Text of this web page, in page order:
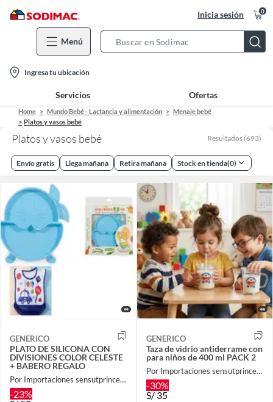
Inicia sesión 0
Menú
Bar
location-
icon
Ingresa tu ubicación
Servicios Ofertas
Home Mundo Bebé - Lactancia y alimentación
Menaje bebé
Platos y vasos bebé
Platos y vasos bebé Resultados (693)
Envío gratis Llega mañana Retira mañana Stock en tienda(0)
GENERICO
PLATO DE SILICONA CON
DIVISIONES COLOR CELESTE
+ BABERO REGALO
Por Importaciones sensutprincess
-23%
GENERICO
Taza de vidrio antiderrame con
para niños de 400 ml PACK 2
Por Importaciones sensutprincess
-30%
S/35